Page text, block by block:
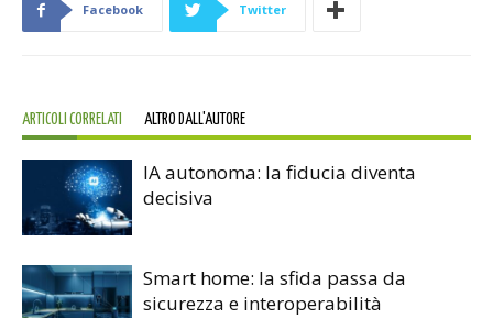
Facebook Twitter
ARTICOLI CORRELATI ALTRO DALL'AUTORE
IA autonoma: la fiducia diventa
decisiva
Smart home: la sfida passa da
sicurezza e interoperabilità